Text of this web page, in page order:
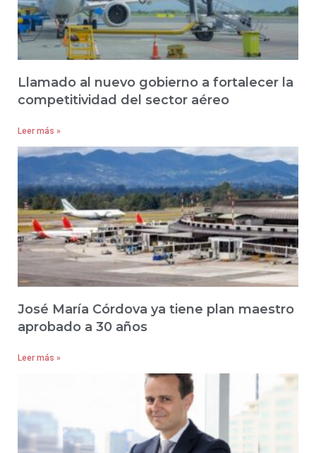
Llamado al nuevo gobierno a fortalecer la
competitividad del sector aéreo
Leer más »
José María Córdova ya tiene plan maestro
aprobado a 30 años
Leer más »